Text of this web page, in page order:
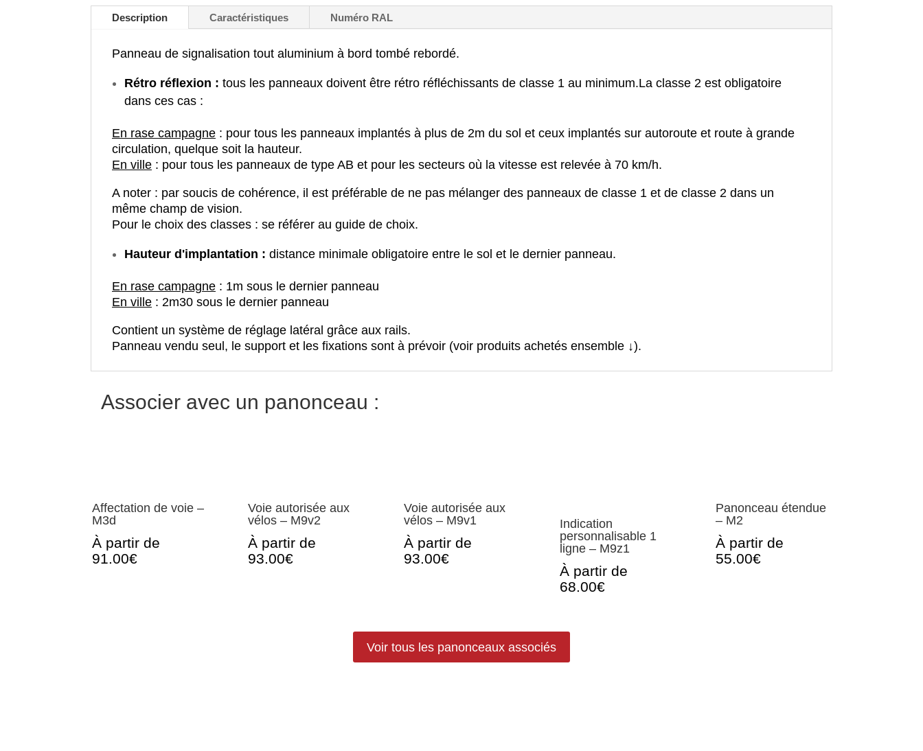
Description Caractéristiques Numéro RAL
Panneau de signalisation tout aluminium à bord tombé rebordé.
Rétro réflexion : tous les panneaux doivent être rétro réfléchissants de classe 1 au minimum.La classe 2 est obligatoire
dans ces cas :
En rase campagne : pour tous les panneaux implantés à plus de 2m du sol et ceux implantés sur autoroute et route à grande
circulation, quelque soit la hauteur.
En ville : pour tous les panneaux de type AB et pour les secteurs où la vitesse est relevée à 70 km/h.
A noter : par soucis de cohérence, il est préférable de ne pas mélanger des panneaux de classe 1 et de classe 2 dans un
même champ de vision.
Pour le choix des classes : se référer au guide de choix.
Hauteur d'implantation : distance minimale obligatoire entre le sol et le dernier panneau.
En rase campagne : 1m sous le dernier panneau
En ville : 2m30 sous le dernier panneau
Contient un système de réglage latéral grâce aux rails.
Panneau vendu seul, le support et les fixations sont à prévoir (voir produits achetés ensemble ↓).
Associer avec un panonceau :
Affectation de voie –
M3d
À partir de
91.00€
Voie autorisée aux
vélos – M9v2
À partir de
93.00€
Voie autorisée aux
vélos – M9v1
À partir de
93.00€
Indication
personnalisable 1
ligne – M9z1
À partir de
68.00€
Panonceau étendue
– M2
À partir de
55.00€
Voir tous les panonceaux associés